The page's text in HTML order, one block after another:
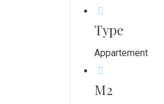
Type
Appartement
M2